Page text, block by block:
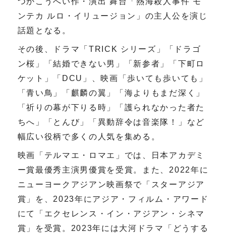
ンテカ ルロ・イリュージョン」の主人公を演じ
話題となる。
その後、ドラマ「TRICK シリーズ」「ドラゴ
ン桜」「結婚できない男」「新参者」「下町ロ
ケット」「DCU」、映画「歩いても歩いても」
「青い鳥」「麒麟の翼」「海よりもまだ深く」
「祈りの幕が下りる時」「護られなかった者た
ちへ」「とんび」「異動辞令は音楽隊！」など
幅広い役柄で多くの人気を集める。
映画「テルマエ・ロマエ」では、日本アカデミ
ー賞最優秀主演男優賞を受賞。また、2022年に
ニューヨークアジアン映画祭で「スターアジア
賞」を、2023年にアジア・フィルム・アワード
にて「エクセレンス・イン・アジアン・シネマ
賞」を受賞。2023年には大河ドラマ「どうする